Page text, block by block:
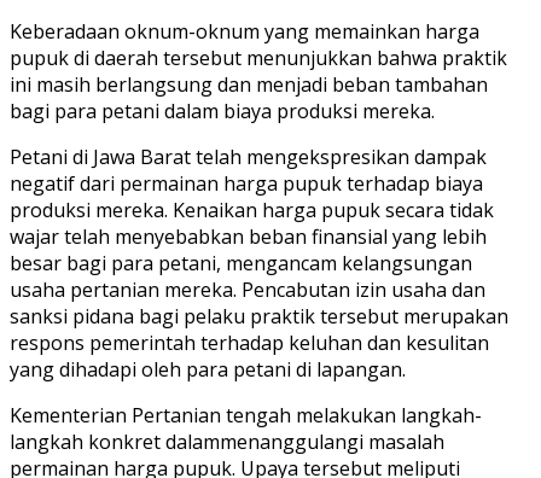
Keberadaan oknum-oknum yang memainkan harga
pupuk di daerah tersebut menunjukkan bahwa praktik
ini masih berlangsung dan menjadi beban tambahan
bagi para petani dalam biaya produksi mereka.
Petani di Jawa Barat telah mengekspresikan dampak
negatif dari permainan harga pupuk terhadap biaya
produksi mereka. Kenaikan harga pupuk secara tidak
wajar telah menyebabkan beban finansial yang lebih
besar bagi para petani, mengancam kelangsungan
usaha pertanian mereka. Pencabutan izin usaha dan
sanksi pidana bagi pelaku praktik tersebut merupakan
respons pemerintah terhadap keluhan dan kesulitan
yang dihadapi oleh para petani di lapangan.
Kementerian Pertanian tengah melakukan langkah-
langkah konkret dalammenanggulangi masalah
permainan harga pupuk. Upaya tersebut meliputi